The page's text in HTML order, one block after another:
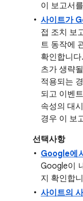
이 보고서
사이트가
접 조치 보
트 동작에
확인합니
츠가 생략
적용되는
되고 이벤
속성의 대
경우 이 보
선택사항
Google에
Google이
지 확인합
사이트의